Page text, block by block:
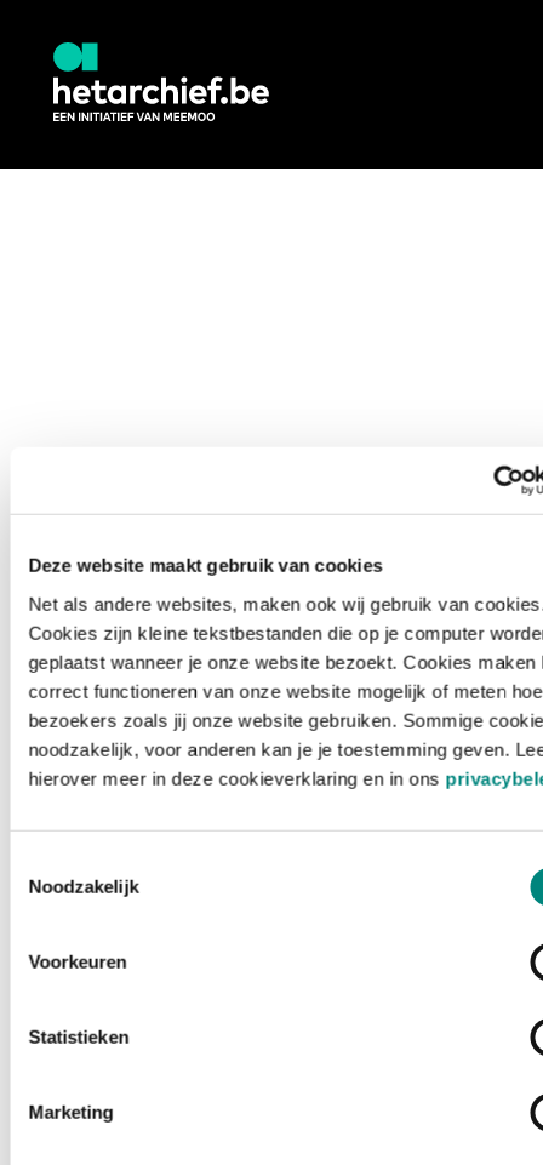
Deze website maakt gebruik van cookies
Net als andere websites, maken ook wij gebruik van
Cookies zijn kleine tekstbestanden die op je computer
geplaatst wanneer je onze website bezoekt. Cookies maken
correct functioneren van onze website mogelijk of meten hoe
bezoekers zoals jij onze website gebruiken. Sommige
noodzakelijk, voor anderen kan je je toestemming geven.
hierover meer in deze cookieverklaring en in ons
Noodzakelijk
Voorkeuren
Statistieken
Marketing